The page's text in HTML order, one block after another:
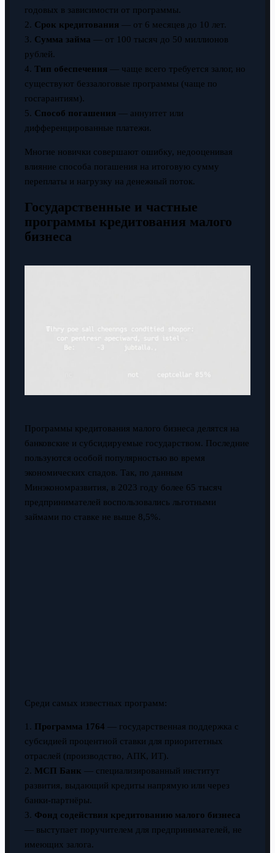
годовых в зависимости от программы.
2. Срок кредитования — от 6 месяцев до 10 лет.
3. Сумма займа — от 100 тысяч до 50 миллионов
рублей.
4. Тип обеспечения — чаще всего требуется залог, но
существуют беззалоговые программы (чаще по
госгарантиям).
5. Способ погашения — аннуитет или
дифференцированные платежи.
Многие новички совершают ошибку, недооценивая
влияние способа погашения на итоговую сумму
переплаты и нагрузку на денежный поток.
Государственные и частные
программы кредитования малого
бизнеса
Программы кредитования малого бизнеса делятся на
банковские и субсидируемые государством. Последние
пользуются особой популярностью во время
экономических спадов. Так, по данным
Минэкономразвития, в 2023 году более 65 тысяч
предпринимателей воспользовались льготными
займами по ставке не выше 8,5%.
Среди самых известных программ:
1. Программа 1764 — государственная поддержка с
субсидией процентной ставки для приоритетных
отраслей (производство, АПК, ИТ).
2. МСП Банк — специализированный институт
развития, выдающий кредиты напрямую или через
банки-партнёры.
3. Фонд содействия кредитованию малого бизнеса
— выступает поручителем для предпринимателей, не
имеющих залога.